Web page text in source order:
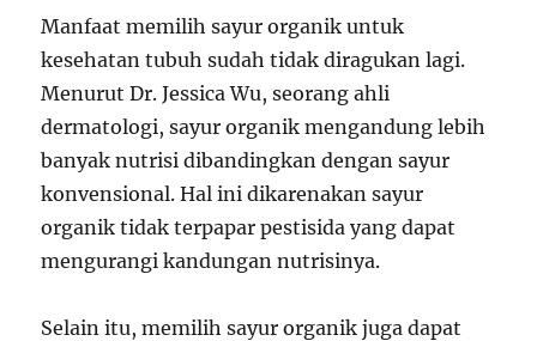
Manfaat memilih sayur organik untuk
kesehatan tubuh sudah tidak diragukan lagi.
Menurut Dr. Jessica Wu, seorang ahli
dermatologi, sayur organik mengandung lebih
banyak nutrisi dibandingkan dengan sayur
konvensional. Hal ini dikarenakan sayur
organik tidak terpapar pestisida yang dapat
mengurangi kandungan nutrisinya.
Selain itu, memilih sayur organik juga dapat